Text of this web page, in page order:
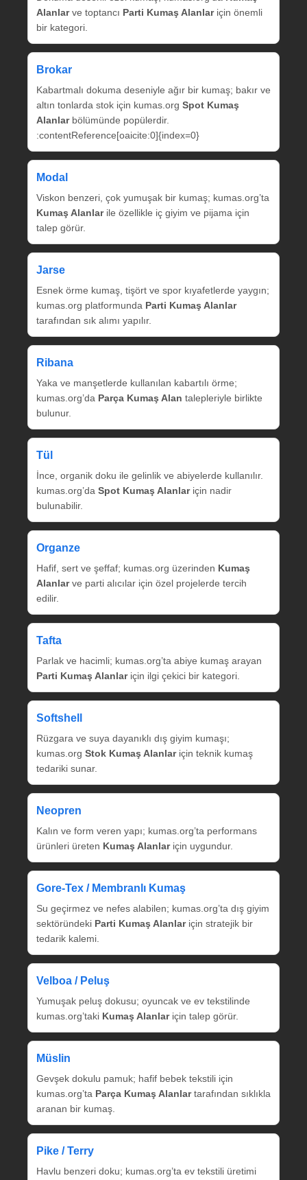
Alanlarve toptancı Parti Kumaş Alanlariçin önemli
bir kategori.
Brokar
Kabartmalı dokuma deseniyle ağır bir kumaş; bakır ve
altın tonlarda stok için kumas.org Spot Kumaş
Alanlarbölümünde popülerdir.
:contentReference[oaicite:0]{index=0}
Modal
Viskon benzeri, çok yumuşak bir kumaş; kumas.org’ta
Kumaş Alanlarile özellikle iç giyim ve pijama için
talep görür.
Jarse
Esnek örme kumaş, tişört ve spor kıyafetlerde yaygın;
kumas.org platformunda Parti Kumaş Alanlar
tarafından sık alımı yapılır.
Ribana
Yaka ve manşetlerde kullanılan kabartılı örme;
kumas.org’da Parça Kumaş Alan talepleriyle birlikte
bulunur.
Tül
İnce, organik doku ile gelinlik ve abiyelerde kullanılır.
kumas.org’da Spot Kumaş Alanlariçin nadir
bulunabilir.
Organze
Hafif, sert ve şeffaf; kumas.org üzerinden Kumaş
Alanlarve parti alıcılar için özel projelerde tercih
edilir.
Tafta
Parlak ve hacimli; kumas.org’ta abiye kumaş arayan
Parti Kumaş Alanlariçin ilgi çekici bir kategori.
Softshell
Rüzgara ve suya dayanıklı dış giyim kumaşı;
kumas.org Stok Kumaş Alanlariçin teknik kumaş
tedariki sunar.
Neopren
Kalın ve form veren yapı; kumas.org’ta performans
ürünleri üreten Kumaş Alanlariçin uygundur.
Gore‑Tex / Membranlı Kumaş
Su geçirmez ve nefes alabilen; kumas.org’ta dış giyim
sektöründeki Parti Kumaş Alanlariçin stratejik bir
tedarik kalemi.
Velboa / Peluş
Yumuşak peluş dokusu; oyuncak ve ev tekstilinde
kumas.org’taki Kumaş Alanlariçin talep görür.
Müslin
Gevşek dokulu pamuk; hafif bebek tekstili için
kumas.org’ta Parça Kumaş Alanlartarafından sıklıkla
aranan bir kumaş.
Pike / Terry
Havlu benzeri doku; kumas.org’ta ev tekstili üretimi